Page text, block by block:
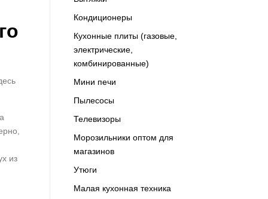
из
Кондиционеры
Кухонные плиты (газовые,
электрические,
комбинированные)
Мини печи
Пылесосы
Телевизоры
Морозильники оптом для
магазинов
Утюги
Малая кухонная техника